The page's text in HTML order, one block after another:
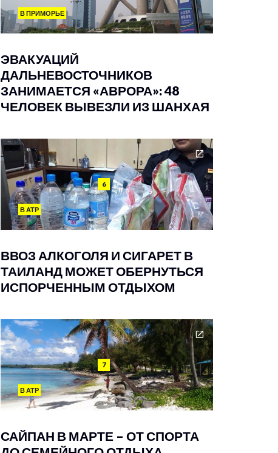
В ПРИМОРЬЕ
ЭВАКУАЦИЙ
ДАЛЬНЕВОСТОЧНИКОВ
ЗАНИМАЕТСЯ «АВРОРА»: 48
ЧЕЛОВЕК ВЫВЕЗЛИ ИЗ ШАНХАЯ
6
В АТР
ВВОЗ АЛКОГОЛЯ И СИГАРЕТ В
ТАИЛАНД МОЖЕТ ОБЕРНУТЬСЯ
ИСПОРЧЕННЫМ ОТДЫХОМ
7
В АТР
САЙПАН В МАРТЕ – ОТ СПОРТА